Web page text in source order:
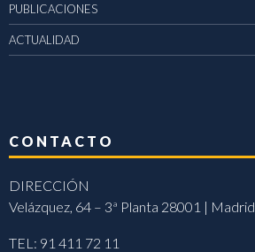
PUBLICACIONES
ACTUALIDAD
CONTACTO
DIRECCIÓN
Velázquez, 64 – 3ª Planta 28001 | Madrid
TEL: 91 411 72 11